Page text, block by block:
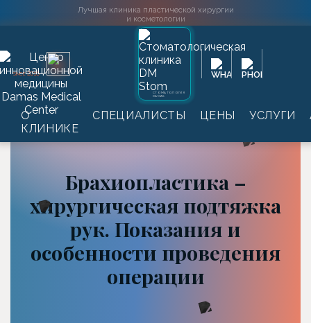
Лучшая клиника пластической хирургии
и косметологии
SINCE2016
СТОМАТОЛОГИЯ
DAMAS
О
КЛИНИКЕ
СПЕЦИАЛИСТЫ ЦЕНЫ УСЛУГИ
Брахиопластика – хирургическая подтяжка рук.
Показания и особенности проведения операции
Брахиопластика –
хирургическая подтяжка
рук. Показания и
особенности проведения
операции